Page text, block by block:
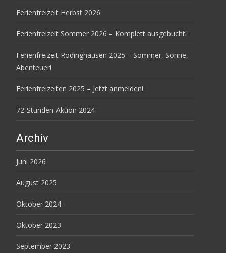
Ferienfreizeit Herbst 2026
Ferienfreizeit Sommer 2026 – Komplett ausgebucht!
Ferienfreizeit Rödinghausen 2025 – Sommer, Sonne,
Abenteuer!
Ferienfreizeiten 2025 – Jetzt anmelden!
72-Stunden-Aktion 2024
Archiv
Juni 2026
August 2025
Oktober 2024
Oktober 2023
September 2023